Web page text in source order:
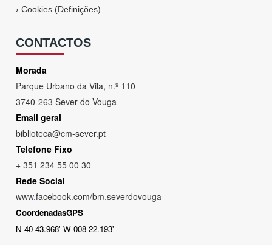
›Cookies (Definições)
CONTACTOS
Morada
Parque Urbano da Vila, n.º 110
3740-263 Sever do Vouga
Email geral
biblioteca@cm-sever.pt
Telefone Fixo
+ 351 234 55 00 30
Rede Social
www.facebook.com/bm.severdovouga
CoordenadasGPS
N 40 43.968' W 008 22.193'